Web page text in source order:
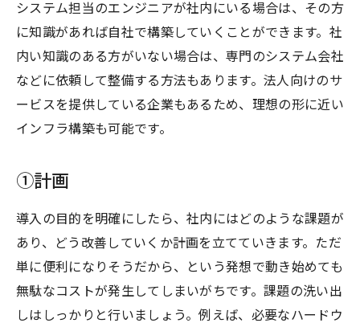
システム担当のエンジニアが社内にいる場合は、その方
に知識があれば自社で構築していくことができます。社
内い知識のある方がいない場合は、専門のシステム会社
などに依頼して整備する方法もあります。法人向けのサ
ービスを提供している企業もあるため、理想の形に近い
インフラ構築も可能です。
①計画
導入の目的を明確にしたら、社内にはどのような課題が
あり、どう改善していくか計画を立てていきます。ただ
単に便利になりそうだから、という発想で動き始めても
無駄なコストが発生してしまいがちです。課題の洗い出
しはしっかりと行いましょう。例えば、必要なハードウ